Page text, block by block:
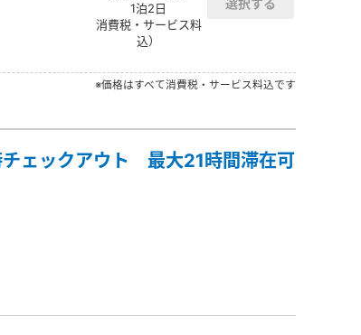
1泊2日
消費税・サービス料
込）
※価格はすべて消費税・サービス料込です
チェックアウト 最大21時間滞在可